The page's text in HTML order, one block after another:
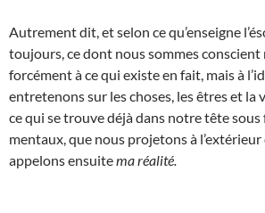
Autrement dit, et selon ce qu’enseigne
toujours, ce dont nous sommes conscient
forcément à ce qui existe en fait, mais à
entretenons sur les choses, les êtres et la
ce qui se trouve déjà dans notre tête
mentaux, que nous projetons à
appelons ensuitema réalité.